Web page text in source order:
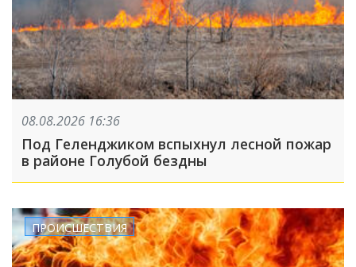
08.08.2026 16:36
Под Геленджиком вспыхнул лесной пожар
в районе Голубой бездны
ПРОИСШЕСТВИЯ